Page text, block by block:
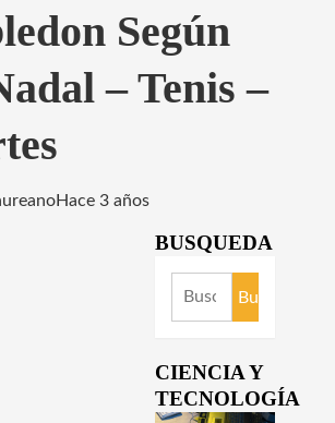
Según
– Tenis –
Hace 3 años
BUSQUEDA
Buscar:
CIENCIA Y
TECNOLOGÍA